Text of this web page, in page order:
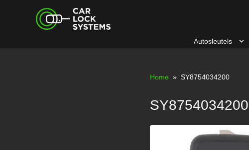
Car Lock Systems
Autosleutels
Home » SY8754034200
SY8754034200